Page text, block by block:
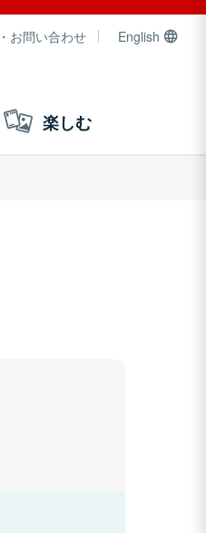
お問い合わせ English
楽しむ